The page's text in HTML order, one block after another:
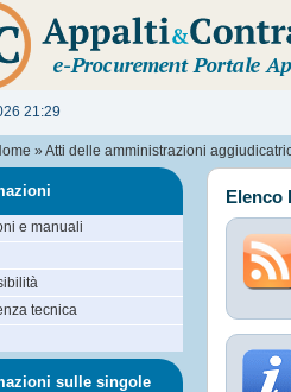
21:29
» Atti delle amministrazioni
Elenco
e manuali
tecnica
sulle singole